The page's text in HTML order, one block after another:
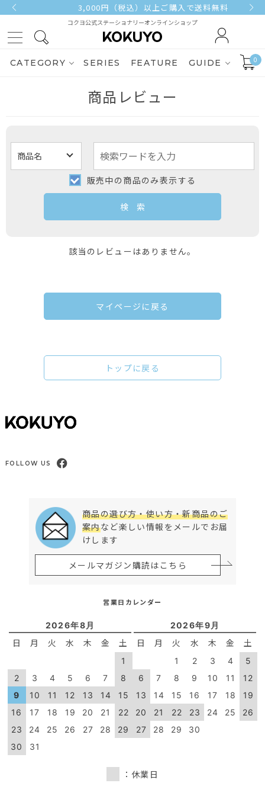
3,000円（税込）以上ご購入で送料無料
コクヨ公式ステーショナリーオンラインショップ
CATEGORY SERIES FEATURE GUIDE 0
商品レビュー
販売中の商品のみ表示する
該当のレビューはありません。
マイページに戻る
トップに戻る
FOLLOW US
商品の選び方・使い方・新商品のご
案内など楽しい情報をメールでお届
けします
メールマガジン購読はこちら
営業日カレンダー
2026年8月
日 月 火 水 木 金 土
1
2
3 4 5 6 7
8
9
10 11 12 13 14
15
16
17 18 19 20 21
22
23
24 25 26 27 28
29
30
31
2026年9月
日 月 火 水 木 金 土
1 2 3 4
5
6
7 8 9 10 11
12
13
14 15 16 17 18
19
20
21 22 23 24 25
26
27
28 29 30
：休業日